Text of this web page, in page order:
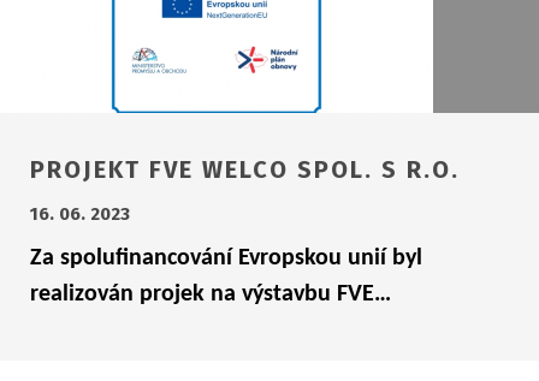
PROJEKT FVE WELCO SPOL. S R.O.
16. 06. 2023
Za spolufinancování Evropskou unií byl
realizován projek na výstavbu FVE…